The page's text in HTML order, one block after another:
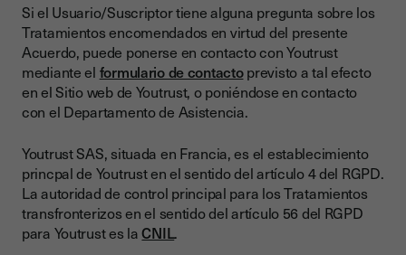
Si el Usuario/Suscriptor tiene alguna pregunta sobre los
Tratamientos encomendados en virtud del presente
Acuerdo, puede ponerse en contacto con Youtrust
mediante el formulario de contactoprevisto a tal efecto
en el Sitio web de Youtrust, o poniéndose en contacto
con el Departamento de Asistencia.
Youtrust SAS, situada en Francia, es el establecimiento
princpal de Youtrust en el sentido del artículo 4 del RGPD.
La autoridad de control principal para los Tratamientos
transfronterizos en el sentido del artículo 56 del RGPD
para Youtrust es laCNIL.